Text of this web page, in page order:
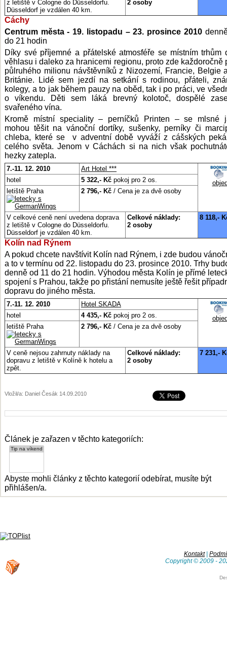
z letiště v Cologne do Düsseldorfu.
Düsseldorf je vzdálen 40 km.
2 osoby
Cáchy
Centrum města - 19. listopadu – 23. prosince 2010
do 21 hodin
Díky své příjemné a přátelské atmosféře se místním trhům
věhlasu i daleko za hranicemi regionu, proto zde každoročně
půlruhého milionu návštěvníků z Nizozemí, Francie, Belgie
Británie. Lidé sem jezdí na setkání s rodinou, přáteli,
kolegy, a to jak během pauzy na oběd, tak i po práci, ve
o víkendu. Děti sem láká brevný kolotoč, dospělé
svařeného vína.
Kromě místní speciality – perníčků Printen – se mlsné
mohou těšit na vánoční dortíky, sušenky, perníky či
chleba, které se v adventní době vyváží z cášských
celého světa. Jenom v Cáchách si na nich však
hezky zatepla.
7.-11. 12. 2010
Art Hotel ***
hotel 5 322,- Kč pokoj pro 2 os.
letiště Praha
2 796,- Kč / Cena je za dvě osoby
V celkové ceně není uvedena doprava
z letiště v Cologne do Düsseldorfu.
Düsseldorf je vzdálen 40 km.
Celkové náklady:
2 osoby
8 118,-
Kolín nad Rýnem
A pokud chcete navštívit Kolín nad Rýnem, i zde budou
a to v termínu od 22. listopadu do 23. prosince 2010. Trhy
denně od 11 do 21 hodin. Výhodou města Kolín je přímé
spojení s Prahou, takže po přistání nemusíte ještě řešit
dopravu do jiného města.
7.-11. 12. 2010
Hotel SKADA
hotel 4 435,- Kč pokoj pro 2 os.
letiště Praha
2 796,- Kč / Cena je za dvě osoby
V ceně nejsou zahrnuty náklady na
dopravu z letiště v Kolíně k hotelu a
zpět.
Celkové náklady:
2 osoby
7 231,-
Vložil/a: Daniel Česák 14.09.2010
Článek je zařazen v těchto kategoriích:
Abyste mohli články z těchto kategorií odebírat, musíte být
přihlášen/a.
Kontakt|
Copyright © 2009 -